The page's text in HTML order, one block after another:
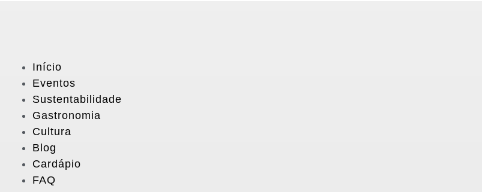
Início
Eventos
Sustentabilidade
Gastronomia
Cultura
Blog
Cardápio
FAQ